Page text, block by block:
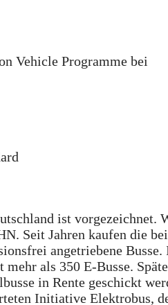
Vehicle Programme bei
ist vorgezeichnet.
Seit Jahren kaufen die
angetriebene Busse.
als 350 E-Busse.
in Rente geschickt
Initiative Elektrobus,